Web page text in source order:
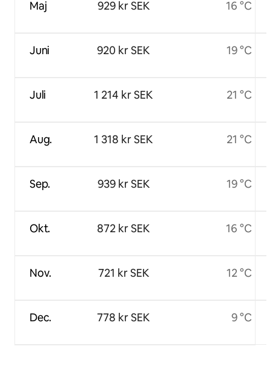
Maj
Juni
Juli
Aug.
Sep.
Okt.
Nov.
Dec.
929 kr SEK
920 kr SEK
1 214 kr SEK
1 318 kr SEK
939 kr SEK
872 kr SEK
721 kr SEK
778 kr SEK
16 °C
19 °C
21 °C
21 °C
19 °C
16 °C
12 °C
9 °C